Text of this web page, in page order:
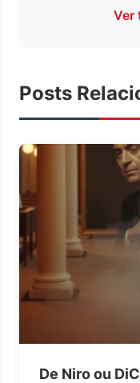
Ver
Posts
De Niro ou